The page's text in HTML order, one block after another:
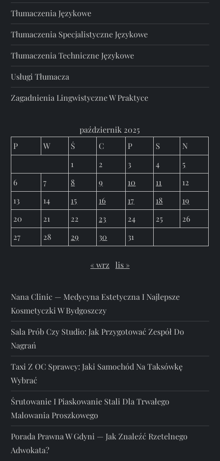
Tłumaczenia Językowe
Tłumaczenia Specjalistyczne Językowe
Tłumaczenia Techniczne Językowe
Usługi Tłumacza
Zagadnienia Lingwistyczne W Praktyce
październik 2025
P
W Ś C P S
N
1
2 3 4
5
6
7 8 9 10 11
12
13
14 15 16 17 18
19
20
21 22 23 24 25
26
27
28 29 30 31
« wrz lis »
Nana Clinic — Medycyna Estetyczna I Najlepsze
Kosmetyczki W Bydgoszczy
Sala Prób Czy Studio: Jak Przygotować Zespół Do
Nagrań
Taxi Z OC Sprawcy: Jaki Samochód Na Taksówkę
Wybrać
Śrutowanie I Piaskowanie Stali Dla Trwałego
Malowania Proszkowego
Porada Prawna W Gdyni — Jak Znaleźć Rzetelnego
Adwokata?